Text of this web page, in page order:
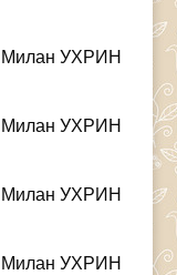
Милан УХРИН
Милан УХРИН
Милан УХРИН
Милан УХРИН